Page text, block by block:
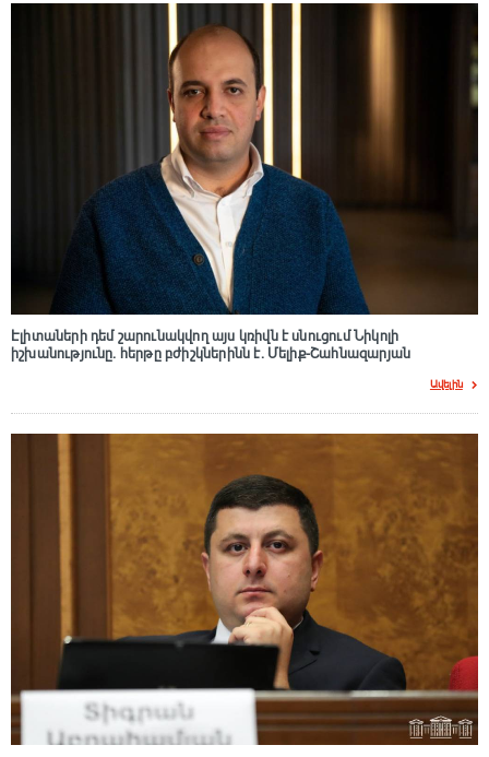
Էլիտաների դեմ շարունակվող այս կռիվն է սնուցում Նիկոլի
իշխանությունը. հերթը բժիշկներինն է. Մելիք-Շահնազարյան
Ավելին